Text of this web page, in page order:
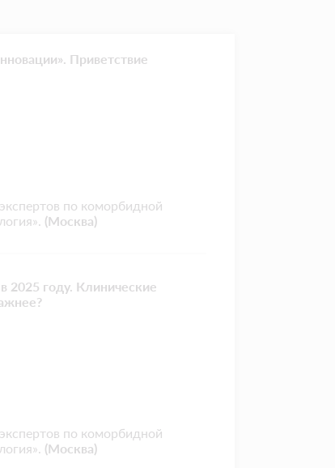
Приветствие
по коморбидной
(Москва)
2025 году. Клинические
по коморбидной
(Москва)